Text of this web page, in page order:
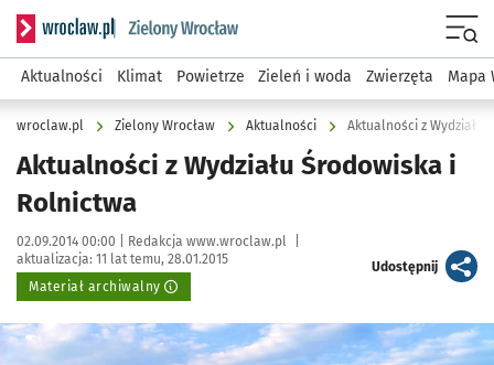
Serwis informacyjny wroclaw.pl podserwis: Środowisko we
Aktualności Klimat Powietrze Zieleń i woda Zwierzęta Mapa
wroclaw.pl Zielony Wrocław Aktualności Aktualności z Wydziału
Aktualności z Wydziału Środowiska i
Rolnictwa
Data publikacji:
02.09.2014 00:00 | Autor:
Redakcja www.wroclaw.pl
aktualizacja: 11 lat temu, 28.01.2015
Materiał archiwalny
Udostępnijartykuł
Kliknij, aby powiększyć